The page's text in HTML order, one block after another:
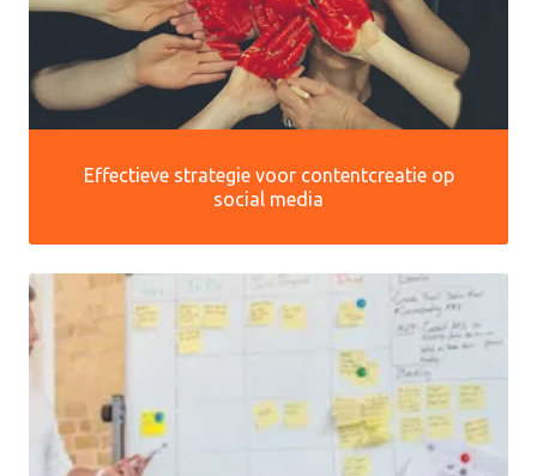
Effectieve strategie voor contentcreatie op
social media